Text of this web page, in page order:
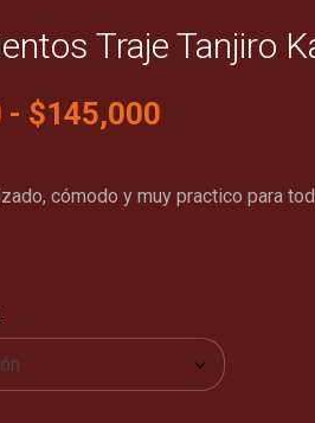
Traje Tanjiro
- $145,000
cómodo y muy practico para